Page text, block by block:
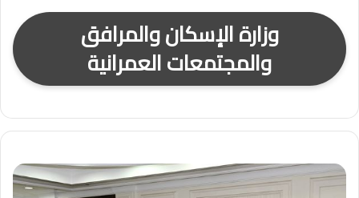
وزارة الإسكان والمرافق
والمجتمعات العمرانية